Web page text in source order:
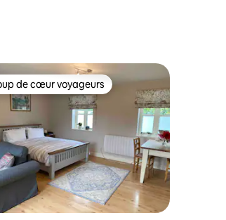
de cœur voyageurs les plus appréciés
de cœur voyageurs